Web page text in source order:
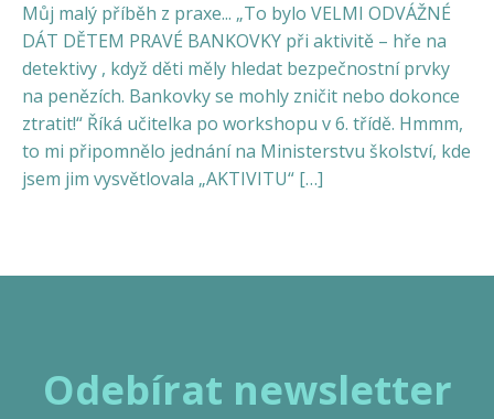
Můj malý příběh z praxe... „To bylo VELMI ODVÁŽNÉ
DÁT DĚTEM PRAVÉ BANKOVKY při aktivitě – hře na
detektivy , když děti měly hledat bezpečnostní prvky
na penězích. Bankovky se mohly zničit nebo dokonce
ztratit!“ Říká učitelka po workshopu v 6. třídě. Hmmm,
to mi připomnělo jednání na Ministerstvu školství, kde
jsem jim vysvětlovala „AKTIVITU“ […]
Odebírat newsletter